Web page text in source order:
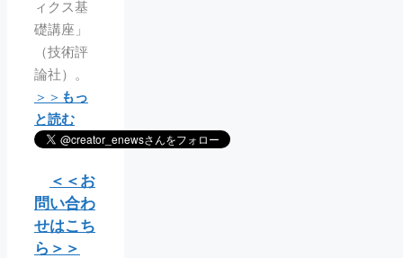
ィクス基
礎講座」
（技術評
論社）。
＞＞ もっ
と読む
＜＜お
問い合わ
せはこち
ら＞＞